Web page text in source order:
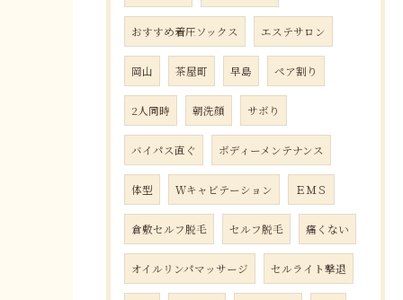
おすすめ着圧ソックス エステサロン
岡山 茶屋町 早島 ペア割り
2人同時 朝洗顔 サボり
バイパス直ぐ ボディーメンテナンス
体型 Ｗキャビテーション ＥＭＳ
倉敷セルフ脱毛 セルフ脱毛 痛くない
オイルリンパマッサージ セルライト撃退